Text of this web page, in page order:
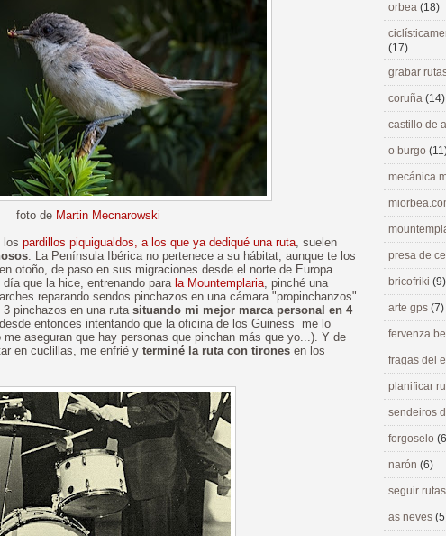
foto de Martin Mecnarowski
los pardillos piquigualdos, a los que ya dediqué una ruta, suelen
. La Península Ibérica no pertenece a su hábitat, aunque te los
otoño, de paso en sus migraciones desde el norte de Europa.
que la hice, entrenando para la Mountemplaria, pinché una
reparando sendos pinchazos en una cámara "propinchanzos".
pinchazos en una ruta situando mi mejor marca personal en 4
entonces intentando que la oficina de los Guiness me lo
aseguran que hay personas que pinchan más que yo...). Y de
en cuclillas, me enfrié y terminé la ruta con tirones en los
orbea (18)
(17)
grabar
coruña (14)
castillo de
o burgo
mecánica
presa de
bricofriki (9)
arte gps (7)
fervenza
fragas del
planificar
sendeiros
forgoselo
narón (6)
seguir
as neves